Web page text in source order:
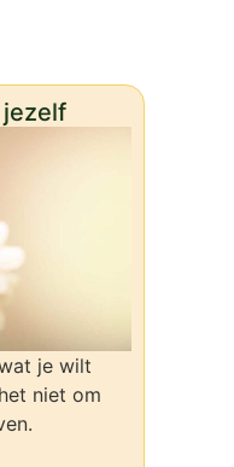
je wilt
niet om